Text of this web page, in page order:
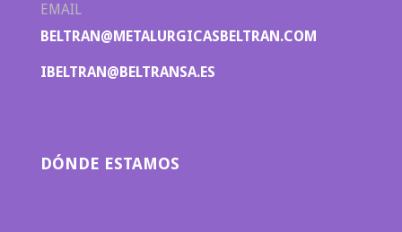
EMAIL
BELTRAN@METALURGICASBELTRAN.COM
IBELTRAN@BELTRANSA.ES
DÓNDE ESTAMOS